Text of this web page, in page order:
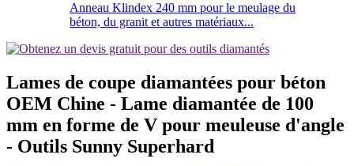
Anneau Klindex 240 mm pour le meulage du
béton, du granit et autres matériaux...
Lames de coupe diamantées pour béton
OEM Chine - Lame diamantée de 100
mm en forme de V pour meuleuse d'angle
- Outils Sunny Superhard